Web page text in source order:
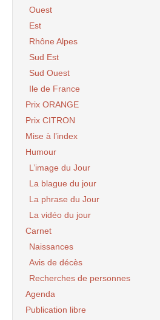
Ouest
Est
Rhône Alpes
Sud Est
Sud Ouest
Ile de France
Prix ORANGE
Prix CITRON
Mise à l’index
Humour
L’image du Jour
La blague du jour
La phrase du Jour
La vidéo du jour
Carnet
Naissances
Avis de décès
Recherches de personnes
Agenda
Publication libre